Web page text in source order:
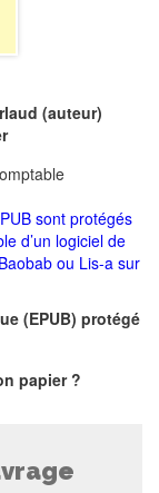
(auteur)
sont protégés
d’un logiciel de
ou Lis-a sur
(EPUB) protégé
papier?